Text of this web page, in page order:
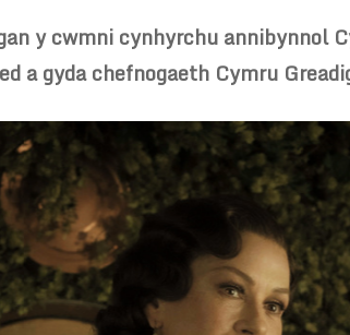
y cwmni cynhyrchu annibynnol
a gyda chefnogaeth Cymru